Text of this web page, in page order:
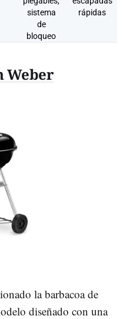
sistema
de
bloqueo
rápidas
Weber
la barbacoa de
diseñado con una